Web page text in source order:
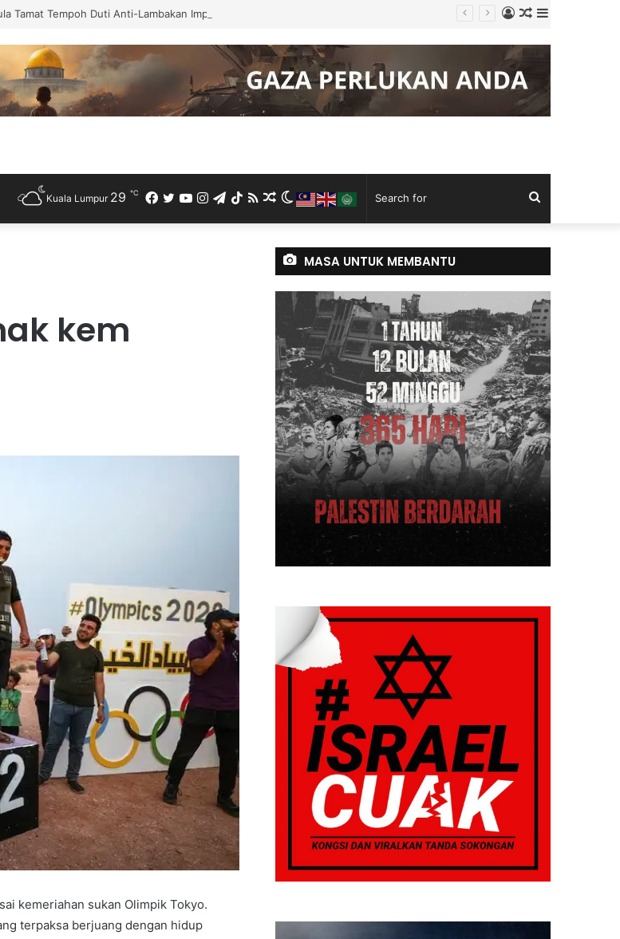
Tamat Tempoh Duti Anti-Lambakan Import Gegelung Keluli China, Vietnam
Random
Article
Log
In
for
Switch
skin
Random
Article
RSS
TikTok
Telegram
Instagram
YouTube
Twitter
Facebook
Kuala Lumpur 29 ℃
kem
kemeriahan sukan Olimpik Tokyo.
terpaksa berjuang dengan hidup
MASA UNTUK MEMBANTU